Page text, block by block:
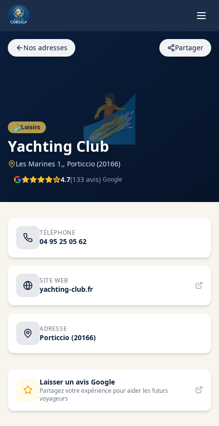
🏄
Nos adresses Partager
🏄Loisirs
Yachting Club
Les Marines 1,, Porticcio (20166)
4.7(133 avis) Google
TÉLÉPHONE
04 95 25 05 62
SITE WEB
yachting-club.fr
ADRESSE
Porticcio (20166)
Laisser un avis Google
Partagez votre expérience pour aider les futurs
voyageurs